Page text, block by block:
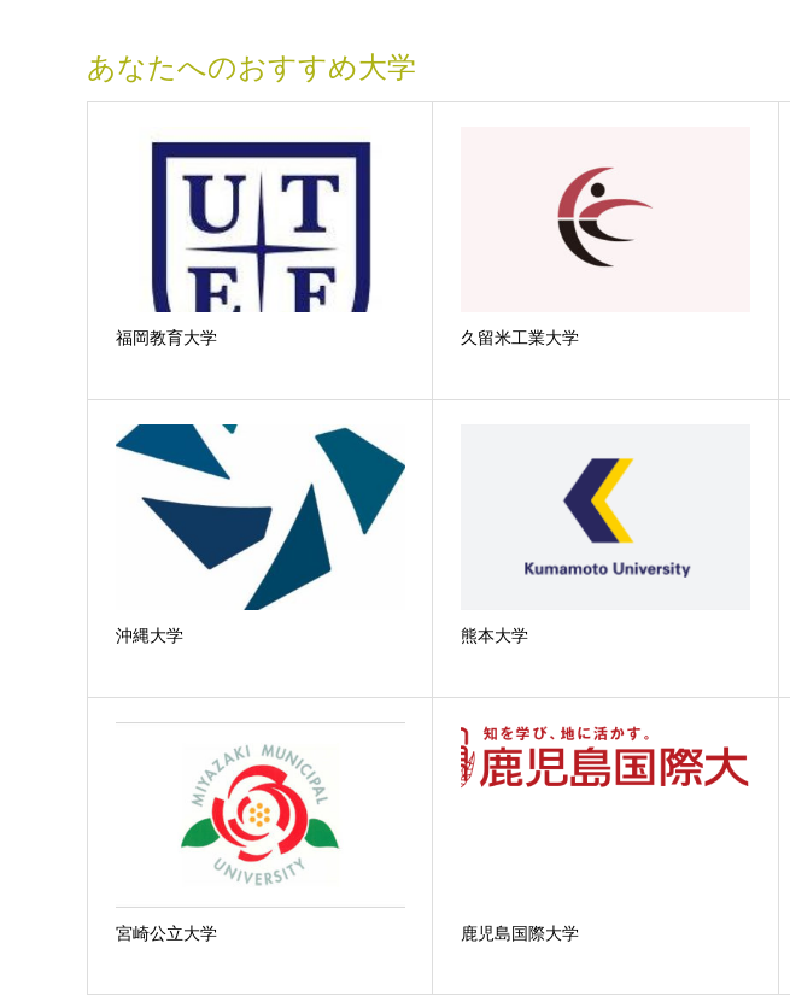
あなたへのおすすめ大学
福岡教育大学 久留米工業大学
沖縄大学 熊本大学
宮崎公立大学 鹿児島国際大学